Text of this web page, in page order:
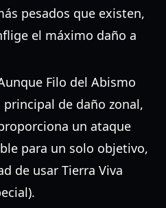
pesados que existen,
el máximo daño a
Filo del Abismo
de daño zonal,
un ataque
para un solo objetivo,
de usar Tierra Viva